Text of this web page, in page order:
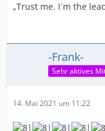
„Trust me. I´m the
-Frank-
Sehr aktives
14. Mai 2021 um 11:22